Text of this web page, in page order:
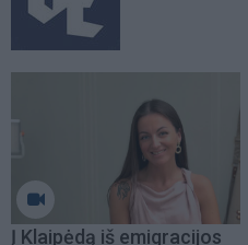
Į Klaipėdą iš emigracijos